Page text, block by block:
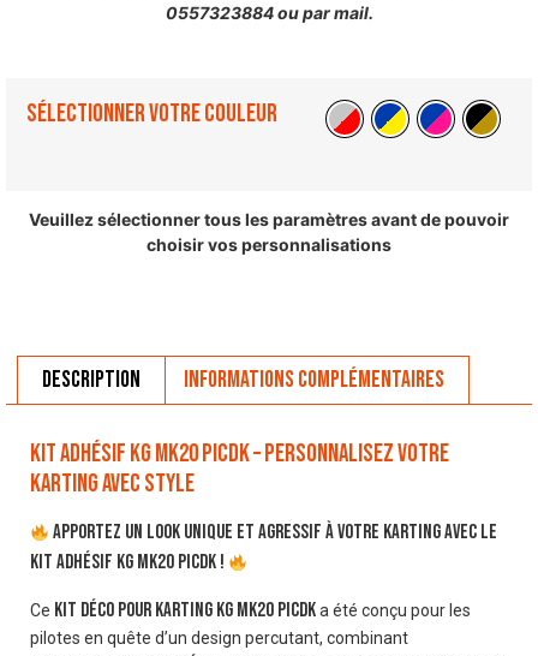
0557323884 ou par mail.
Sélectionner votre couleur
Veuillez sélectionner tous les paramètres avant de pouvoir
choisir vos personnalisations
Description Informations complémentaires
Kit adhésif KG MK20 Picdk – Personnalisez votre
karting avec style
Apportez un look unique et agressif à votre karting avec le
kit adhésif KG MK20 Picdk !
Ce kit déco pour karting KG MK20 Picdka été conçu pour les
pilotes en quête d’un design percutant, combinant